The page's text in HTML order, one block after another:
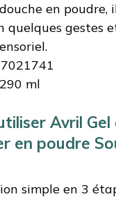
en poudre,
quelques gestes
ml
Avril Gel
en poudre
simple en 3